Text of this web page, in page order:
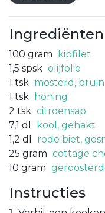
Ingrediënten
100 gram
kipfilet
1,5 spsk olijfolie
1 tsk mosterd, bruin
1 tsk
honing
2 tsk citroensap
7,1 dl
kool, gehakt
1,2 dl
rode biet,
25 gram cottage
10 gram
Instructies